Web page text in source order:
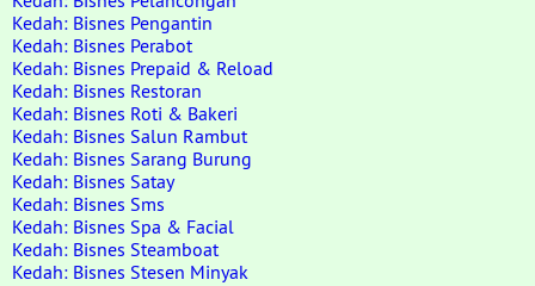
Kedah: Bisnes Pengantin
Kedah: Bisnes Perabot
Kedah: Bisnes Prepaid & Reload
Kedah: Bisnes Restoran
Kedah: Bisnes Roti & Bakeri
Kedah: Bisnes Salun Rambut
Kedah: Bisnes Sarang Burung
Kedah: Bisnes Satay
Kedah: Bisnes Sms
Kedah: Bisnes Spa & Facial
Kedah: Bisnes Steamboat
Kedah: Bisnes Stesen Minyak